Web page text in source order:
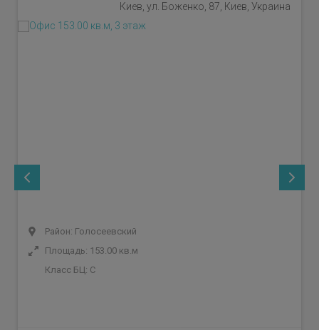
Киев, ул. Боженко, 87, Киев, Украина
Район: Голосеевский
Площадь: 153.00 кв.м
Класс БЦ: C